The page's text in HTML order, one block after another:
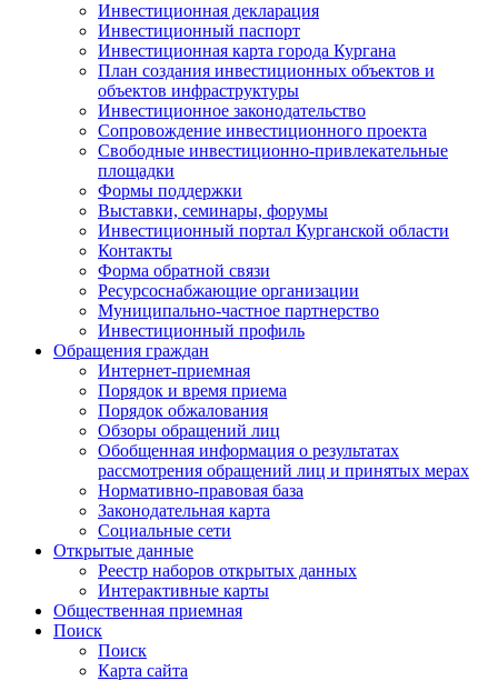
Инвестиционная декларация
Инвестиционный паспорт
Инвестиционная карта города Кургана
План создания инвестиционных объектов и
объектов инфраструктуры
Инвестиционное законодательство
Сопровождение инвестиционного проекта
Свободные инвестиционно-привлекательные
площадки
Формы поддержки
Выставки, семинары, форумы
Инвестиционный портал Курганской области
Контакты
Форма обратной связи
Ресурсоснабжающие организации
Муниципально-частное партнерство
Инвестиционный профиль
Обращения граждан
Интернет-приемная
Порядок и время приема
Порядок обжалования
Обзоры обращений лиц
Обобщенная информация о результатах
рассмотрения обращений лиц и принятых мерах
Нормативно-правовая база
Законодательная карта
Социальные сети
Открытые данные
Реестр наборов открытых данных
Интерактивные карты
Общественная приемная
Поиск
Поиск
Карта сайта